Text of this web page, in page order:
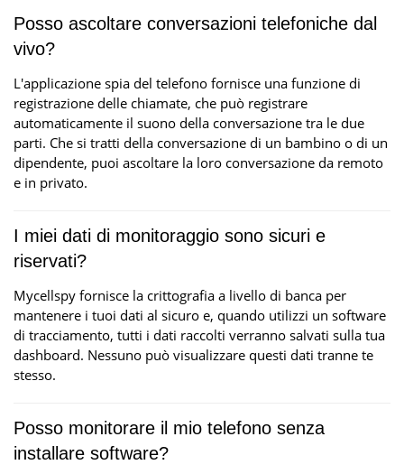
Posso ascoltare conversazioni telefoniche dal
vivo?
L'applicazione spia del telefono fornisce una funzione di
registrazione delle chiamate, che può registrare
automaticamente il suono della conversazione tra le due
parti. Che si tratti della conversazione di un bambino o di un
dipendente, puoi ascoltare la loro conversazione da remoto
e in privato.
I miei dati di monitoraggio sono sicuri e
riservati?
Mycellspy fornisce la crittografia a livello di banca per
mantenere i tuoi dati al sicuro e, quando utilizzi un software
di tracciamento, tutti i dati raccolti verranno salvati sulla tua
dashboard. Nessuno può visualizzare questi dati tranne te
stesso.
Posso monitorare il mio telefono senza
installare software?